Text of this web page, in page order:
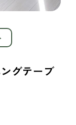
グテーブ